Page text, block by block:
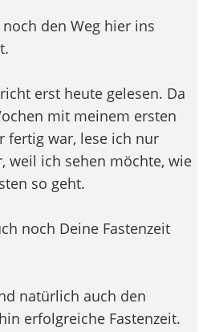
den Weg hier ins
erst heute gelesen. Da
mit meinem ersten
fertig war, lese ich nur
weil ich sehen möchte, wie
so geht.
noch Deine Fastenzeit
natürlich auch den
erfolgreiche Fastenzeit.